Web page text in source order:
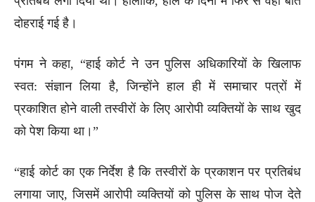
दोहराई गई है।
पंगम ने कहा, “हाई कोर्ट ने उन पुलिस अधिकारियों के खिलाफ
स्वत: संज्ञान लिया है, जिन्होंने हाल ही में समाचार पत्रों में
प्रकाशित होने वाली तस्वीरों के लिए आरोपी व्यक्तियों के साथ खुद
को पेश किया था।”
“हाई कोर्ट का एक निर्देश है कि तस्वीरों के प्रकाशन पर प्रतिबंध
लगाया जाए, जिसमें आरोपी व्यक्तियों को पुलिस के साथ पोज देते